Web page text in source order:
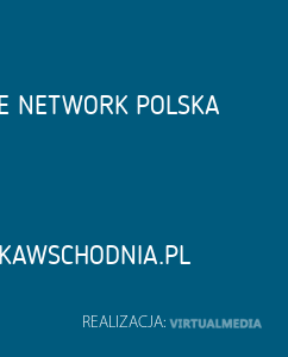
NETWORK POLSKA
REALIZACJA: